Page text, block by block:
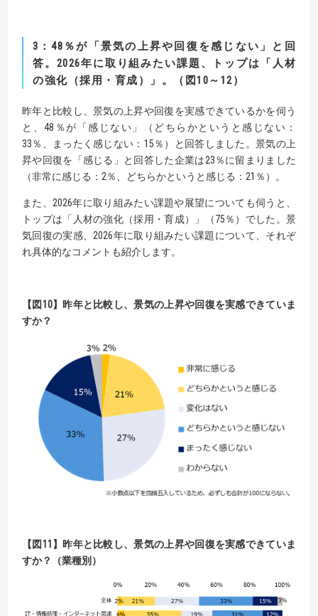
3 ：48 ％が「景気の上昇や回復を感じない」と回
答。 2026年に取り組みたい課題、トップは「人材
の強化（採用・育成）」。（図10～12）
昨年と比較し、景気の上昇や回復を実感できているかを伺う
と、48％が「感じない」（どちらかというと感じない：
33％、まったく感じない：15％）と回答しました。景気の上
昇や回復を「感じる」と回答した企業は23％に留まりました
（非常に感じる：2％、どちらかというと感じる：21％）。
また、2026年に取り組みたい課題や展望についても伺うと、
トップは「人材の強化（採用・育成）」（75％）でした。景
気回復の実感、2026年に取り組みたい課題について、それぞ
れ具体的なコメントも紹介します。
【図10】 昨年と比較し、景気の上昇や回復を実感できていま
すか？
【 図11】 昨年と比較し、景気の上昇や回復を実感できていま
すか？（業種別）